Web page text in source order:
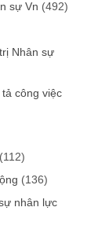
sự Vn (492)
Nhân sự
công việc
(112)
(136)
nhân lực